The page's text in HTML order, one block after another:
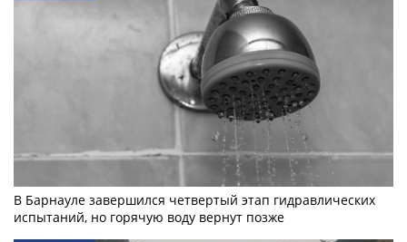
В Барнауле завершился четвертый этап гидравлических
испытаний, но горячую воду вернут позже